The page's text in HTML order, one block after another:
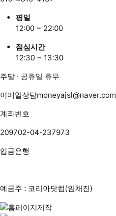
평일
12:00 ~ 22:00
점심시간
12:30 ~ 13:30
주말 · 공휴일 휴무
이메일상담moneyajsl@naver.com
계좌번호
209702-04-237973
입금은행
예금주 : 코리아닷컴(임채진)